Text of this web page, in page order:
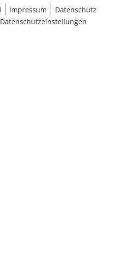
Impressum
Datenschutz
Datenschutzeinstellungen